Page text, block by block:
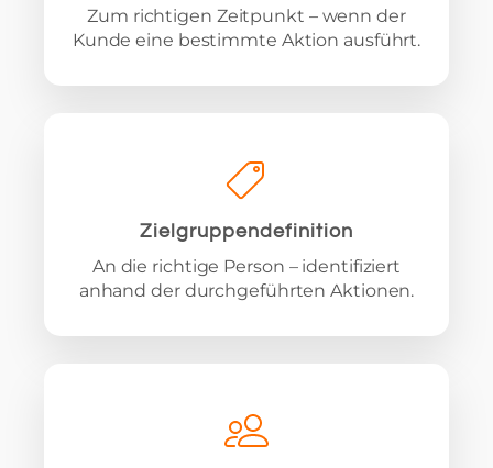
Zum richtigen Zeitpunkt – wenn der
Kunde eine bestimmte Aktion ausführt.
Zielgruppendefinition
An die richtige Person – identifiziert
anhand der durchgeführten Aktionen.